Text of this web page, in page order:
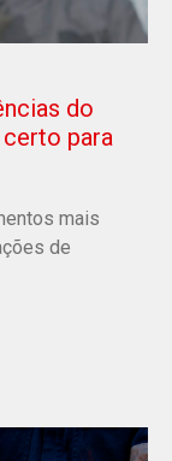
do
para
mais
de